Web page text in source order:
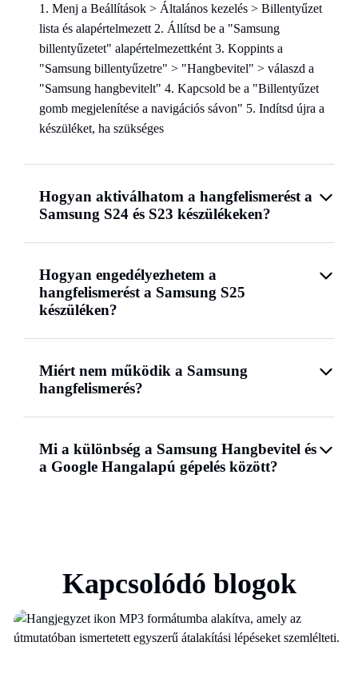
1. Menj a Beállítások > Általános kezelés > Billentyűzet
lista és alapértelmezett 2. Állítsd be a "Samsung
billentyűzetet" alapértelmezettként 3. Koppints a
"Samsung billentyűzetre" > "Hangbevitel" > válaszd a
"Samsung hangbevitelt" 4. Kapcsold be a "Billentyűzet
gomb megjelenítése a navigációs sávon" 5. Indítsd újra a
készüléket, ha szükséges
Hogyan aktiválhatom a hangfelismerést a
Samsung S24 és S23 készülékeken?
Hogyan engedélyezhetem a
hangfelismerést a Samsung S25
készüléken?
Miért nem működik a Samsung
hangfelismerés?
Mi a különbség a Samsung Hangbevitel és
a Google Hangalapú gépelés között?
Kapcsolódó blogok